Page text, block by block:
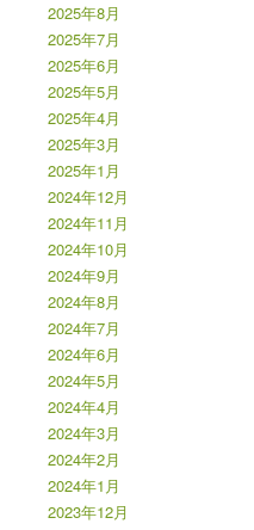
2025年8月
2025年7月
2025年6月
2025年5月
2025年4月
2025年3月
2025年1月
2024年12月
2024年11月
2024年10月
2024年9月
2024年8月
2024年7月
2024年6月
2024年5月
2024年4月
2024年3月
2024年2月
2024年1月
2023年12月